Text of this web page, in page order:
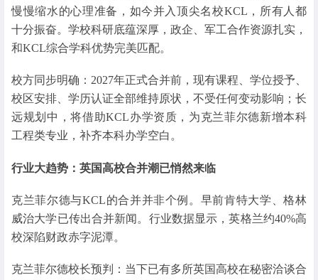
慢慢缩水的心理准备，如今并入顶尖名校KCL，所有人都
十分振奋。学校科研底蕴深厚，政企、军工合作资源扎实，
和KCL综合学科优势完美匹配。
校方同步明确：2027年正式合并前，现有课程、学位授予、
校区安排、学历认证全部维持原状，不受任何变动影响；长
远规划中，将借助KCL办学资质，为克兰菲尔德新增本科
工程类专业，补齐本科办学空白。
行业大趋势：英国高校合并潮已悄然来临
克兰菲尔德与KCL的合并并非个例。早前肯特大学、格林
威治大学已传出合并新闻。行业数据显示，英格兰约40%高
校深陷财政赤字泥潭。
克兰菲尔德校长预判：当下已有多所英国高校在秘密洽谈合